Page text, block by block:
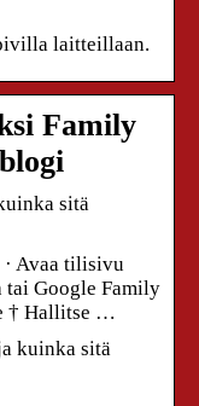
laitteillaan.
Family
sitä
Avaa tilisivu
tai Google Family
† Hallitse …
kuinka sitä